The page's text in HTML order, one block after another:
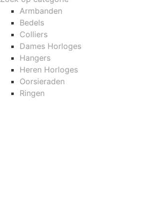
Armbanden
Bedels
Colliers
Dames Horloges
Hangers
Heren Horloges
Oorsieraden
Ringen